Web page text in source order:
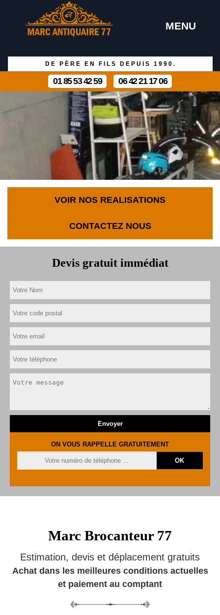
MENU
DE PÈRE EN FILS DEPUIS 1990.
01 85 53 42 59 06 42 21 17 06
VOIR NOS REALISATIONS
CONTACTEZ NOUS
Devis gratuit immédiat
ON VOUS RAPPELLE GRATUITEMENT
Marc Brocanteur 77
Estimation, devis et déplacement gratuits
Achat dans les meilleures conditions actuelles
et paiement au comptant